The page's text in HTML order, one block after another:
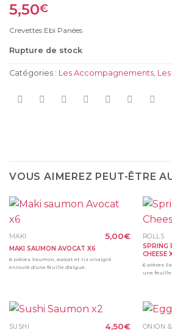
5,50€
Crevettes Ebi Panées
Rupture de stock
Catégories : Les Accompagnements
VOUS AIMEREZ PEUT-ÊTRE
MAKI
MAKI SAUMON AVOCAT X6
5,00€
6 pièces Saumon, avocat et riz vinaigré
enroulé d'une feuille d'algue.
ROLLS
SPRING
CHEESE
6 pièces
une
SUSHI
4,50€
ONION